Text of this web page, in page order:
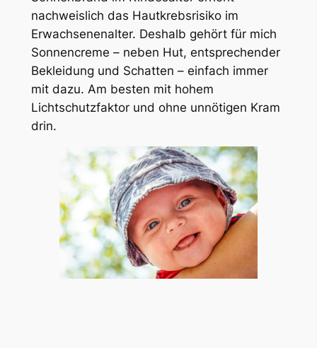
nachweislich das Hautkrebsrisiko im
Erwachsenenalter. Deshalb gehört für mich
Sonnencreme – neben Hut, entsprechender
Bekleidung und Schatten – einfach immer
mit dazu. Am besten mit hohem
Lichtschutzfaktor und ohne unnötigen Kram
drin.